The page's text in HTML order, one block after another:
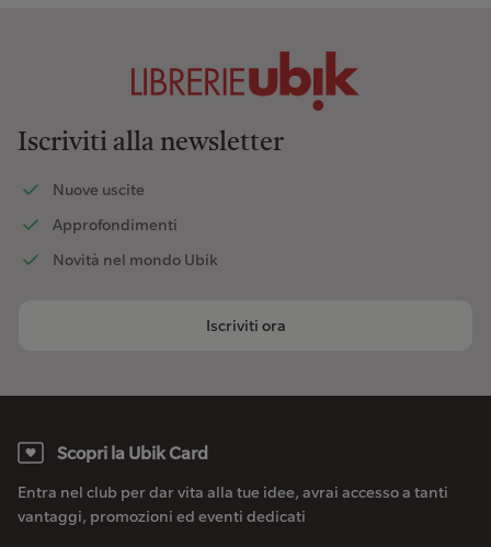
Iscriviti alla newsletter
Nuove uscite
Approfondimenti
Novità nel mondo Ubik
Iscriviti ora
Scopri la Ubik Card
Entra nel club per dar vita alla tue idee, avrai accesso a tanti
vantaggi, promozioni ed eventi dedicati